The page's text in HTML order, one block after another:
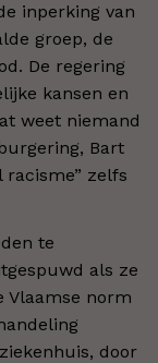
inperking van
groep, de
De regering
kansen en
weet niemand
Bart
zelfs
te
als ze
Vlaamse norm
door